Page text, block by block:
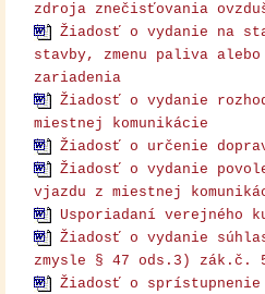
zdroja znečisťovania
Žiadosť o vydanie na
stavby, zmenu paliva alebo
zariadenia
Žiadosť o vydanie
miestnej komunikácie
Žiadosť o určenie
Žiadosť o vydanie
vjazdu z miestnej
Usporiadaní verejného
Žiadosť o vydanie
zmysle § 47 ods.3) zák.č.
Žiadosť o